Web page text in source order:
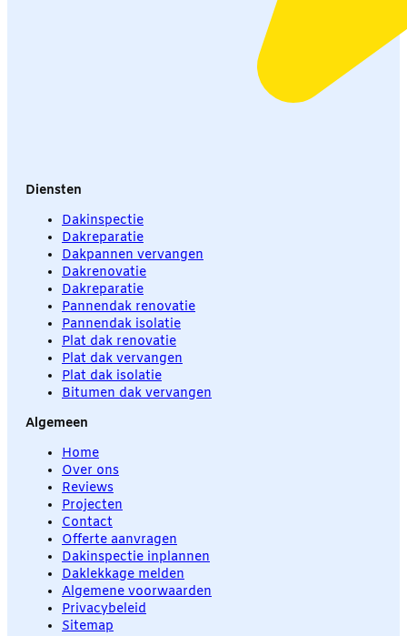
Diensten
Dakinspectie
Dakreparatie
Dakpannen vervangen
Dakrenovatie
Dakreparatie
Pannendak renovatie
Pannendak isolatie
Plat dak renovatie
Plat dak vervangen
Plat dak isolatie
Bitumen dak vervangen
Algemeen
Home
Over ons
Reviews
Projecten
Contact
Offerte aanvragen
Dakinspectie inplannen
Daklekkage melden
Algemene voorwaarden
Privacybeleid
Sitemap